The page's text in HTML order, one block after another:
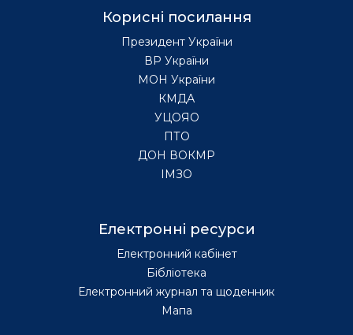
Корисні посилання
Президент України
ВР України
МОН України
КМДА
УЦОЯО
ПТО
ДОН ВОКМР
ІМЗО
Електронні ресурси
Електронний кабінет
Бібліотека
Електронний журнал та щоденник
Мапа